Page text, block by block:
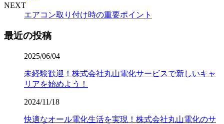
NEXT
エアコン取り付け時の重要ポイント
最近の投稿
2025/06/04
未経験歓迎！株式会社丸山電化サービスで新しいキャ
リアを始めよう！
2024/11/18
快適なオール電化生活を実現！株式会社丸山電化のサ